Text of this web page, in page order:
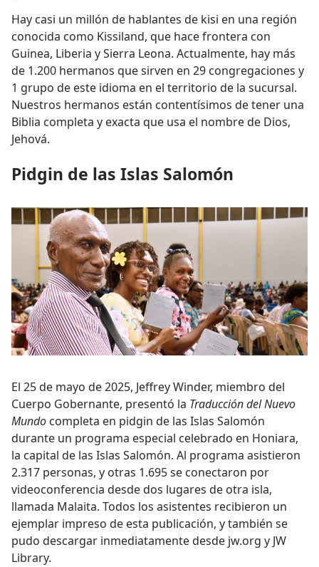
Hay casi un millón de hablantes de kisi en una región
conocida como Kissiland, que hace frontera con
Guinea, Liberia y Sierra Leona. Actualmente, hay más
de 1.200 hermanos que sirven en 29 congregaciones y
1 grupo de este idioma en el territorio de la sucursal.
Nuestros hermanos están contentísimos de tener una
Biblia completa y exacta que usa el nombre de Dios,
Jehová.
Pidgin de las Islas Salomón
El 25 de mayo de 2025, Jeffrey Winder, miembro del
Cuerpo Gobernante, presentó la Traducción del Nuevo
Mundo completa en pidgin de las Islas Salomón
durante un programa especial celebrado en Honiara,
la capital de las Islas Salomón. Al programa asistieron
2.317 personas, y otras 1.695 se conectaron por
videoconferencia desde dos lugares de otra isla,
llamada Malaita. Todos los asistentes recibieron un
ejemplar impreso de esta publicación, y también se
pudo descargar inmediatamente desde jw.org y JW
Library.